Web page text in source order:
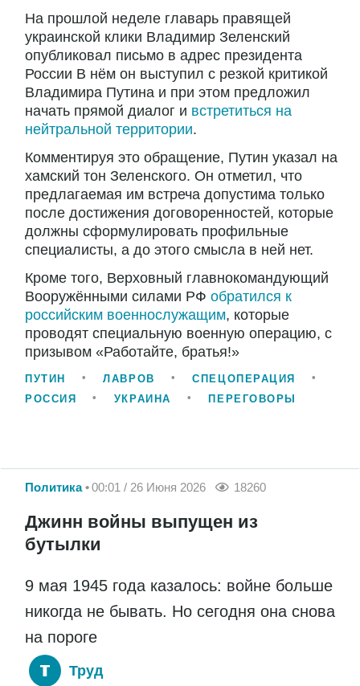
На прошлой неделе главарь правящей
украинской клики Владимир Зеленский
опубликовал письмо в адрес президента
России В нём он выступил с резкой критикой
Владимира Путина и при этом предложил
начать прямой диалог и встретиться на
нейтральной территории.
Комментируя это обращение, Путин указал на
хамский тон Зеленского. Он отметил, что
предлагаемая им встреча допустима только
после достижения договоренностей, которые
должны сформулировать профильные
специалисты, а до этого смысла в ней нет.
Кроме того, Верховный главнокомандующий
Вооружёнными силами РФ обратился к
российским военнослужащим, которые
проводят специальную военную операцию, с
призывом «Работайте, братья!»
ПУТИН ЛАВРОВ
СПЕЦОПЕРАЦИЯ
РОССИЯ
УКРАИНА ПЕРЕГОВОРЫ
Политика 00:01 / 26 Июня 2026 18260
Джинн войны выпущен из
бутылки
9 мая 1945 года казалось: войне больше
никогда не бывать. Но сегодня она снова
на пороге
Труд